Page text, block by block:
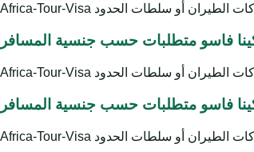
فاسو متطلبات حسب جنسية المسافر
فاسو متطلبات حسب جنسية المسافر